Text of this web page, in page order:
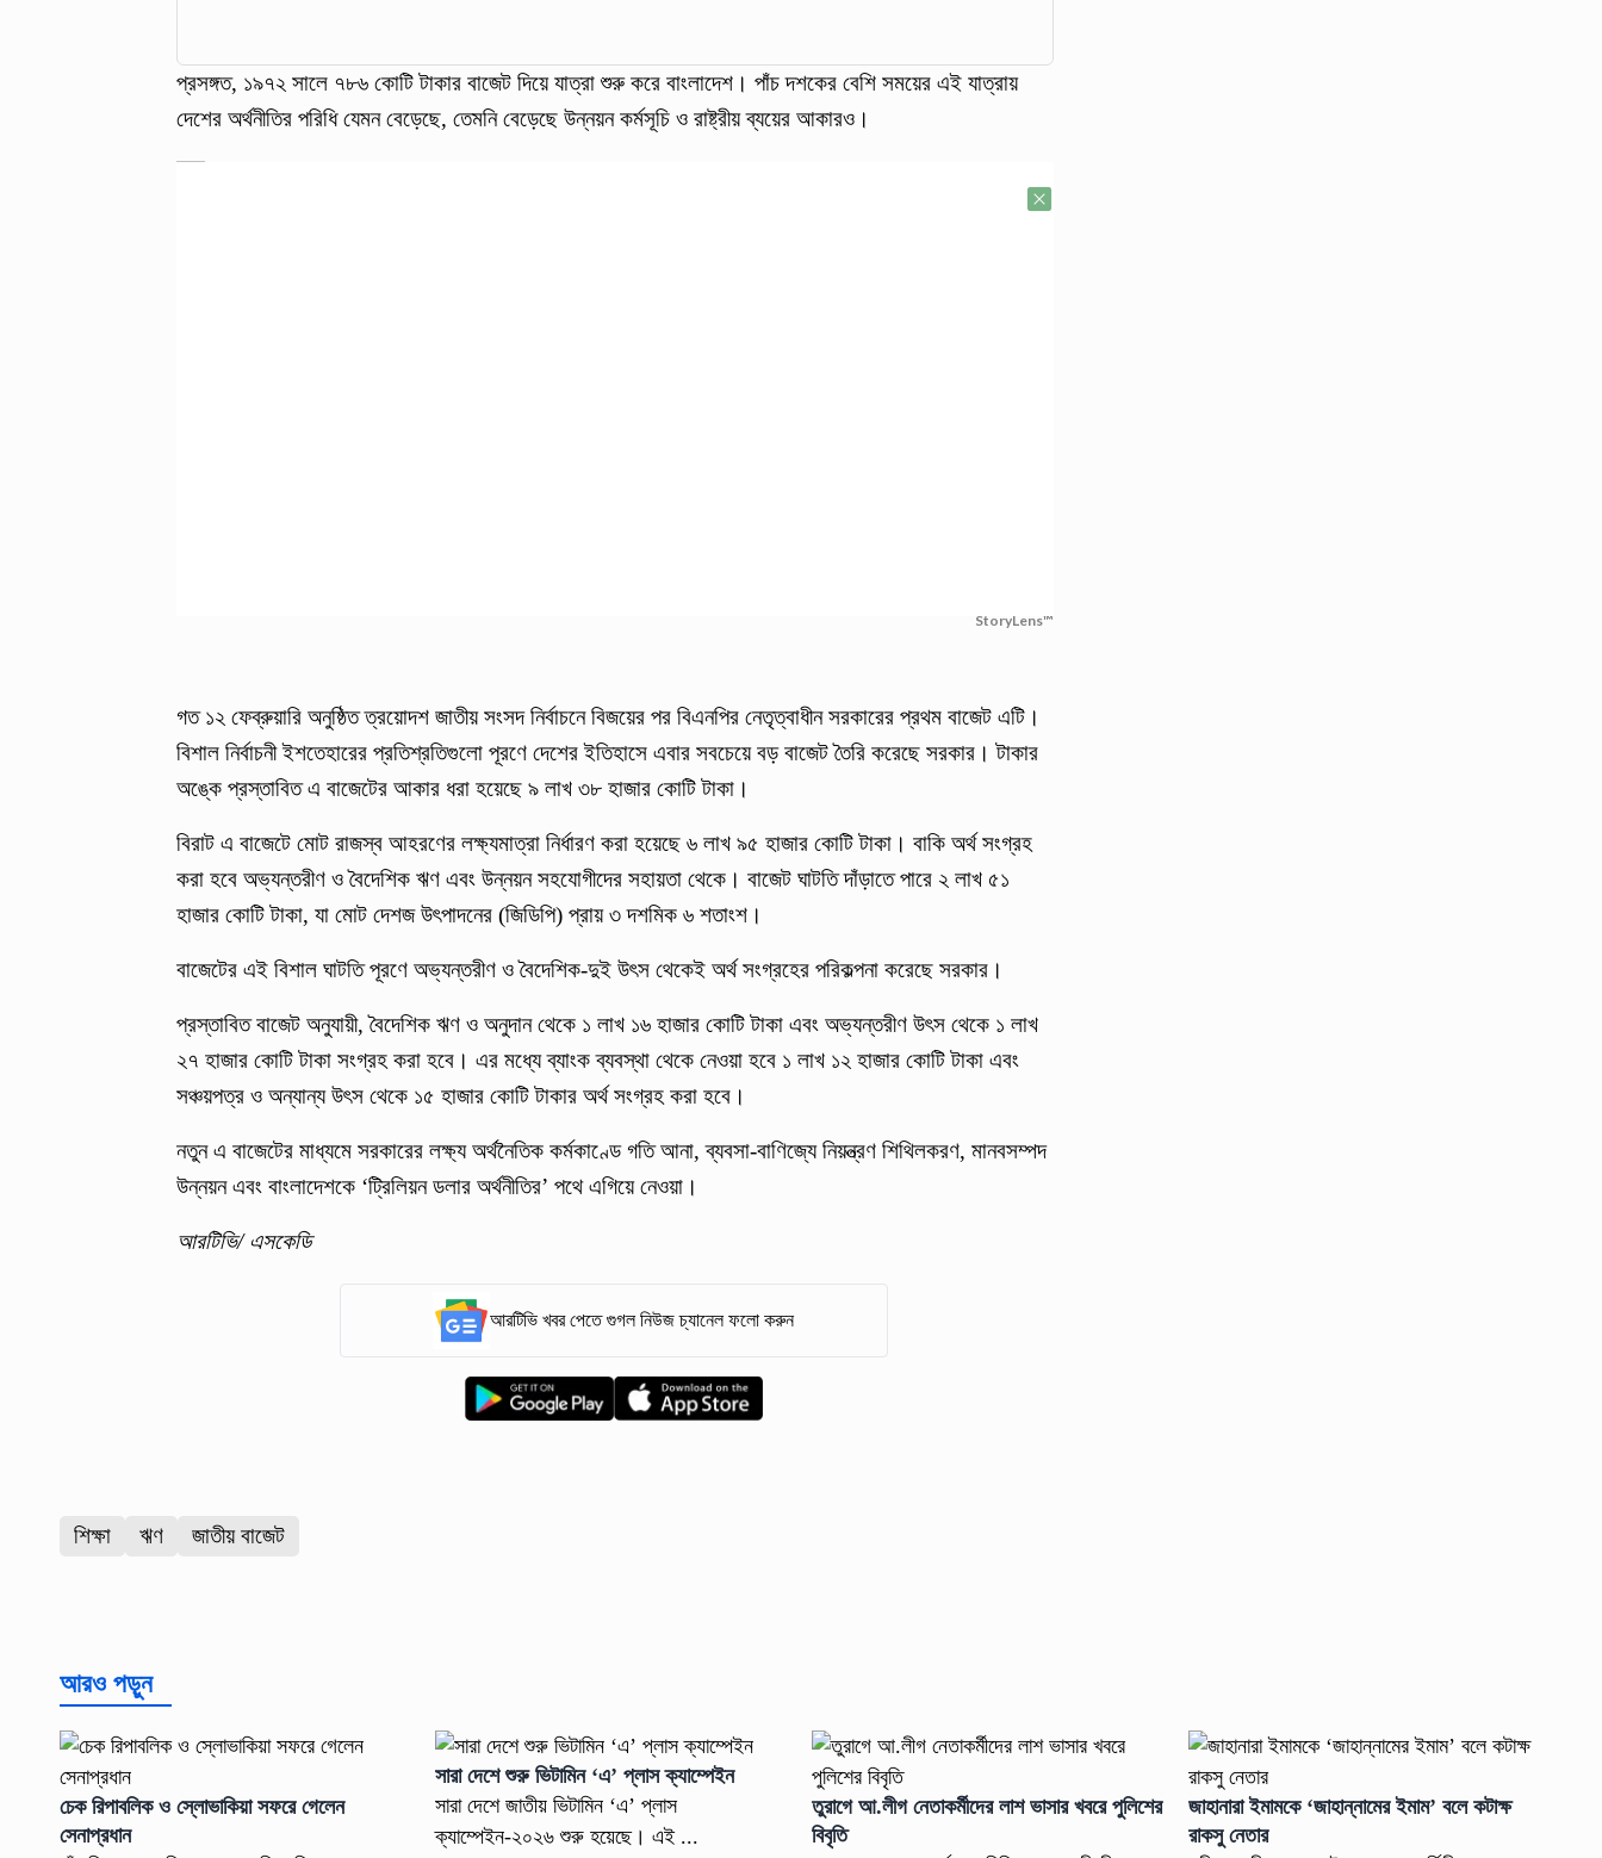
প্রসঙ্গত, ১৯৭২ সালে ৭৮৬ কোটি টাকার বাজেট দিয়ে যাত্রা শুরু করে বাংলাদেশ। পাঁচ দশকের বেশি সময়ের এই যাত্রায়
দেশের অর্থনীতির পরিধি যেমন বেড়েছে, তেমনি বেড়েছে উন্নয়ন কর্মসূচি ও রাষ্ট্রীয় ব্যয়ের আকারও।
StoryLens™
গত ১২ ফেব্রুয়ারি অনুষ্ঠিত ত্রয়োদশ জাতীয় সংসদ নির্বাচনে বিজয়ের পর বিএনপির নেতৃত্বাধীন সরকারের প্রথম বাজেট এটি।
বিশাল নির্বাচনী ইশতেহারের প্রতিশ্রতিগুলো পূরণে দেশের ইতিহাসে এবার সবচেয়ে বড় বাজেট তৈরি করেছে সরকার। টাকার
অঙ্কে প্রস্তাবিত এ বাজেটের আকার ধরা হয়েছে ৯ লাখ ৩৮ হাজার কোটি টাকা।
বিরাট এ বাজেটে মোট রাজস্ব আহরণের লক্ষ্যমাত্রা নির্ধারণ করা হয়েছে ৬ লাখ ৯৫ হাজার কোটি টাকা। বাকি অর্থ সংগ্রহ
করা হবে অভ্যন্তরীণ ও বৈদেশিক ঋণ এবং উন্নয়ন সহযোগীদের সহায়তা থেকে। বাজেট ঘাটতি দাঁড়াতে পারে ২ লাখ ৫১
হাজার কোটি টাকা, যা মোট দেশজ উৎপাদনের (জিডিপি) প্রায় ৩ দশমিক ৬ শতাংশ।
বাজেটের এই বিশাল ঘাটতি পূরণে অভ্যন্তরীণ ও বৈদেশিক-দুই উৎস থেকেই অর্থ সংগ্রহের পরিকল্পনা করেছে সরকার।
প্রস্তাবিত বাজেট অনুযায়ী, বৈদেশিক ঋণ ও অনুদান থেকে ১ লাখ ১৬ হাজার কোটি টাকা এবং অভ্যন্তরীণ উৎস থেকে ১ লাখ
২৭ হাজার কোটি টাকা সংগ্রহ করা হবে। এর মধ্যে ব্যাংক ব্যবস্থা থেকে নেওয়া হবে ১ লাখ ১২ হাজার কোটি টাকা এবং
সঞ্চয়পত্র ও অন্যান্য উৎস থেকে ১৫ হাজার কোটি টাকার অর্থ সংগ্রহ করা হবে।
নতুন এ বাজেটের মাধ্যমে সরকারের লক্ষ্য অর্থনৈতিক কর্মকাণ্ডে গতি আনা, ব্যবসা-বাণিজ্যে নিয়ন্ত্রণ শিথিলকরণ, মানবসম্পদ
উন্নয়ন এবং বাংলাদেশকে ‘ট্রিলিয়ন ডলার অর্থনীতির’ পথে এগিয়ে নেওয়া।
আরটিভি/ এসকেডি
আরটিভি খবর পেতে গুগল নিউজ চ্যানেল ফলো করুন
শিক্ষা ঋণ জাতীয় বাজেট
আরও পড়ুন
চেক রিপাবলিক ও স্লোভাকিয়া সফরে গেলেন
সেনাপ্রধান
সারা দেশে শুরু ভিটামিন ‘এ’ প্লাস ক্যাম্পেইন
সারা দেশে জাতীয় ভিটামিন ‘এ’ প্লাস
ক্যাম্পেইন-২০২৬ শুরু হয়েছে। এই ...
তুরাগে আ.লীগ নেতাকর্মীদের লাশ ভাসার খবরে পুলিশের
বিবৃতি
জাহানারা ইমামকে ‘জাহান্নামের ইমাম’ বলে কটাক্ষ
রাকসু নেতার